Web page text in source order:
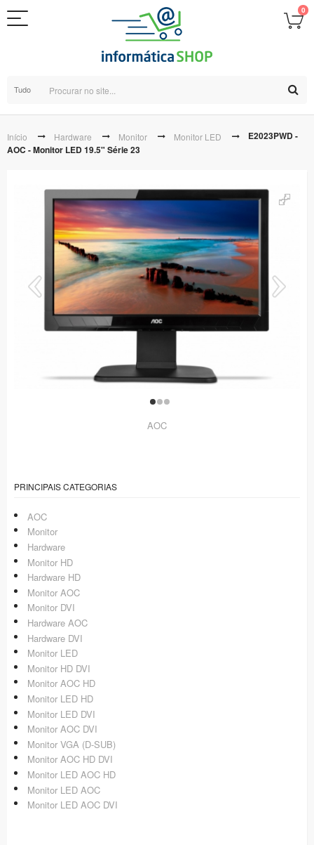
0
Tudo
Início Hardware Monitor Monitor LED
E2023PWD -
AOC - Monitor LED 19.5" Série 23
AOC
PRINCIPAIS CATEGORIAS
AOC
Monitor
Hardware
Monitor HD
Hardware HD
Monitor AOC
Monitor DVI
Hardware AOC
Hardware DVI
Monitor LED
Monitor HD DVI
Monitor AOC HD
Monitor LED HD
Monitor LED DVI
Monitor AOC DVI
Monitor VGA (D-SUB)
Monitor AOC HD DVI
Monitor LED AOC HD
Monitor LED AOC
Monitor LED AOC DVI